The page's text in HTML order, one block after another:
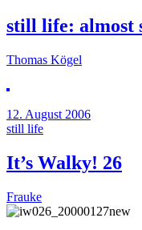
still life: almost
Thomas Kögel
12. August 2006
still life
It’s Walky! 26
Frauke